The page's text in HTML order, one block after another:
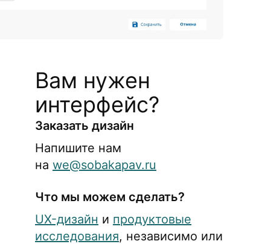
Вам нужен
интерфейс?
Заказать дизайн
Напишите нам
на we@sobakapav.ru
Что мы можем сделать?
UX-дизайн и продуктовые
исследования, независимо или